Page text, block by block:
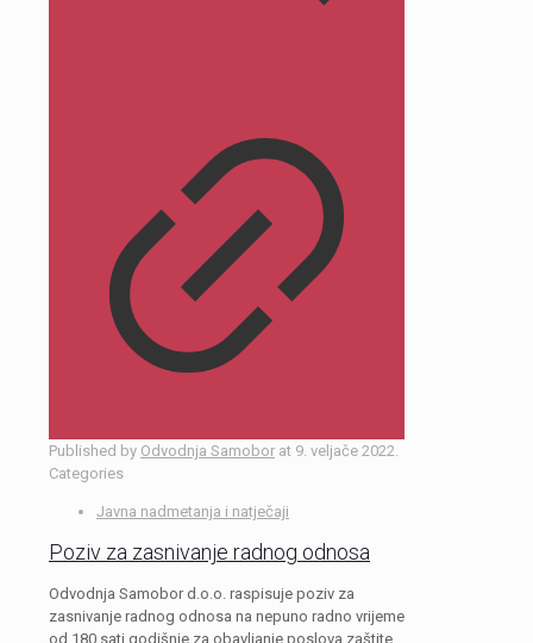
Published by Odvodnja Samobor at 9. veljače 2022.
Categories
Javna nadmetanja i natječaji
Poziv za zasnivanje radnog odnosa
Odvodnja Samobor d.o.o. raspisuje poziv za
zasnivanje radnog odnosa na nepuno radno vrijeme
od 180 sati godišnje za obavljanje poslova zaštite